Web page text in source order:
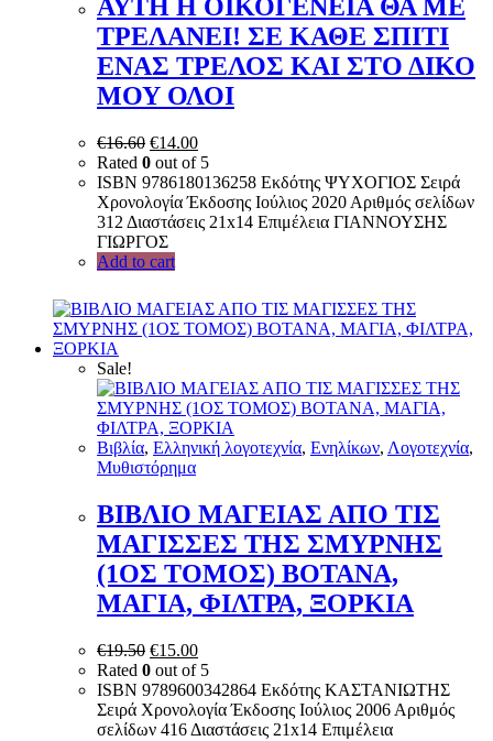
ΑΥΤΗ Η ΟΙΚΟΓΕΝΕΙΑ ΘΑ ΜΕ
ΤΡΕΛΑΝΕΙ! ΣΕ ΚΑΘΕ ΣΠΙΤΙ
ΕΝΑΣ ΤΡΕΛΟΣ ΚΑΙ ΣΤΟ ΔΙΚΟ
ΜΟΥ ΟΛΟΙ
€16.60 €14.00
Rated 0 out of 5
ISBN 9786180136258 Εκδότης ΨΥΧΟΓΙΟΣ Σειρά
Χρονολογία Έκδοσης Ιούλιος 2020 Αριθμός σελίδων
312 Διαστάσεις 21x14 Επιμέλεια ΓΙΑΝΝΟΥΣΗΣ
ΓΙΩΡΓΟΣ
Add to cart
Sale!
Bιβλία, Ελληνική λογοτεχνία, Ενηλίκων, Λογοτεχνία,
Μυθιστόρημα
ΒΙΒΛΙΟ ΜΑΓΕΙΑΣ ΑΠΟ ΤΙΣ
ΜΑΓΙΣΣΕΣ ΤΗΣ ΣΜΥΡΝΗΣ
(1ΟΣ ΤΟΜΟΣ) ΒΟΤΑΝΑ,
ΜΑΓΙΑ, ΦΙΛΤΡΑ, ΞΟΡΚΙΑ
€19.50 €15.00
Rated 0 out of 5
ISBN 9789600342864 Εκδότης ΚΑΣΤΑΝΙΩΤΗΣ
Σειρά Χρονολογία Έκδοσης Ιούλιος 2006 Αριθμός
σελίδων 416 Διαστάσεις 21x14 Επιμέλεια